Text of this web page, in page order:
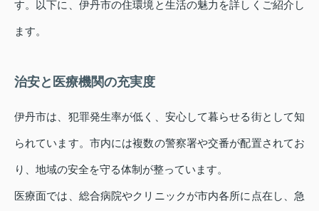
す。以下に、伊丹市の住環境と生活の魅力を詳しくご紹介し
ます。
治安と医療機関の充実度
伊丹市は、犯罪発生率が低く、安心して暮らせる街として知
られています。市内には複数の警察署や交番が配置されてお
り、地域の安全を守る体制が整っています。
医療面では、総合病院やクリニックが市内各所に点在し、急